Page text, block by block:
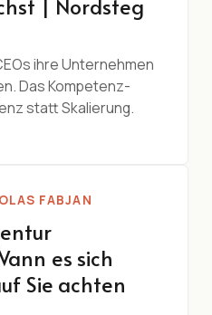
| Nordsteg
ihre Unternehmen
Das Kompetenz-
statt Skalierung.
FABJAN
es sich
Sie achten